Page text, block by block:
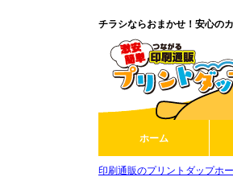
チラシならおまかせ！安心の
ホーム
印刷通販のプリントダップホ